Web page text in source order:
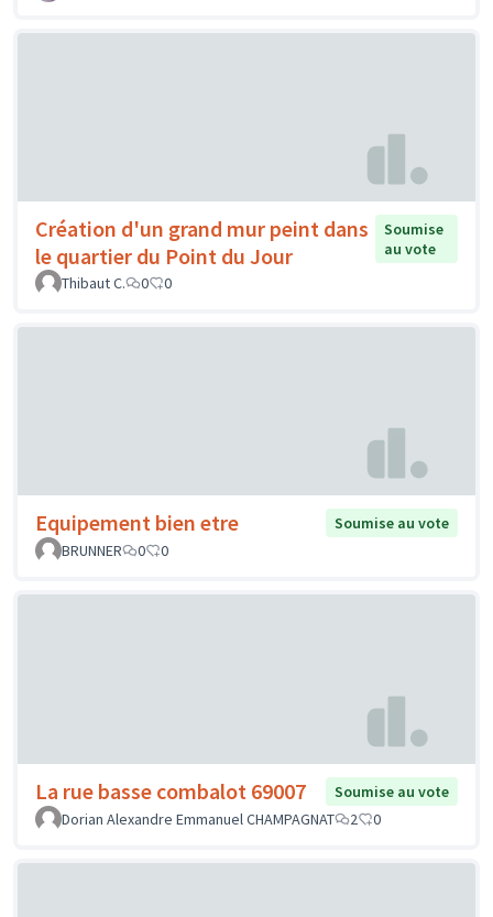
Création d'un grand mur peint dans
le quartier du Point du Jour
Soumise
au vote
Thibaut C.
0 0
Equipement bien etre
Soumise au vote
BRUNNER
0 0
La rue basse combalot 69007
Soumise au vote
Dorian Alexandre Emmanuel CHAMPAGNAT
2 0